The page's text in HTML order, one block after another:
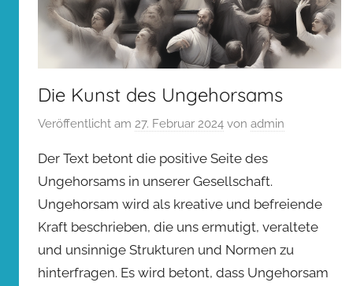
Die Kunst des Ungehorsams
Veröffentlicht am 27. Februar 2024 von admin
Der Text betont die positive Seite des
Ungehorsams in unserer Gesellschaft.
Ungehorsam wird als kreative und befreiende
Kraft beschrieben, die uns ermutigt, veraltete
und unsinnige Strukturen und Normen zu
hinterfragen. Es wird betont, dass Ungehorsam